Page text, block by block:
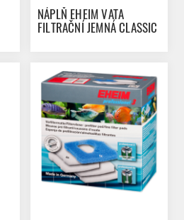
NÁPLŇ EHEIM VATA
FILTRAČNÍ JEMNÁ CLASSIC